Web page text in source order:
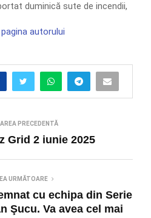
duminică sute de incendii,
autorului
PRECEDENTĂ
Grid 2 iunie 2025
URMĂTOARE
cu echipa din Serie
Şucu. Va avea cel mai